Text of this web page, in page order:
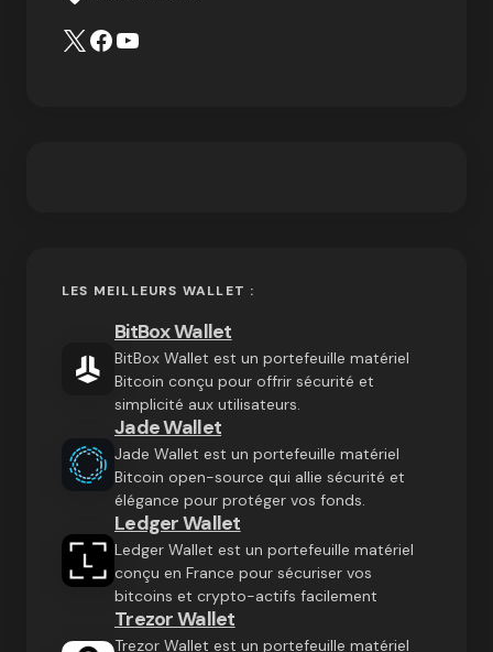
LES MEILLEURS WALLET :
BitBox Wallet
BitBox Wallet est un portefeuille matériel
Bitcoin conçu pour offrir sécurité et
simplicité aux utilisateurs.
Jade Wallet
Jade Wallet est un portefeuille matériel
Bitcoin open-source qui allie sécurité et
élégance pour protéger vos fonds.
Ledger Wallet
Ledger Wallet est un portefeuille matériel
conçu en France pour sécuriser vos
bitcoins et crypto-actifs facilement
Trezor Wallet
Trezor Wallet est un portefeuille matériel